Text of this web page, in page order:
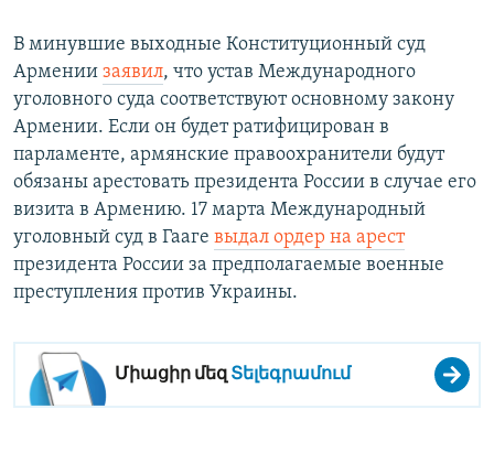
В минувшие выходные Конституционный суд
Армении заявил, что устав Международного
уголовного суда соответствуют основному закону
Армении. Если он будет ратифицирован в
парламенте, армянские правоохранители будут
обязаны арестовать президента России в случае его
визита в Армению. 17 марта Международный
уголовный суд в Гааге выдал ордер на арест
президента России за предполагаемые военные
преступления против Украины.
Միացիր մեզ Տելեգրամում